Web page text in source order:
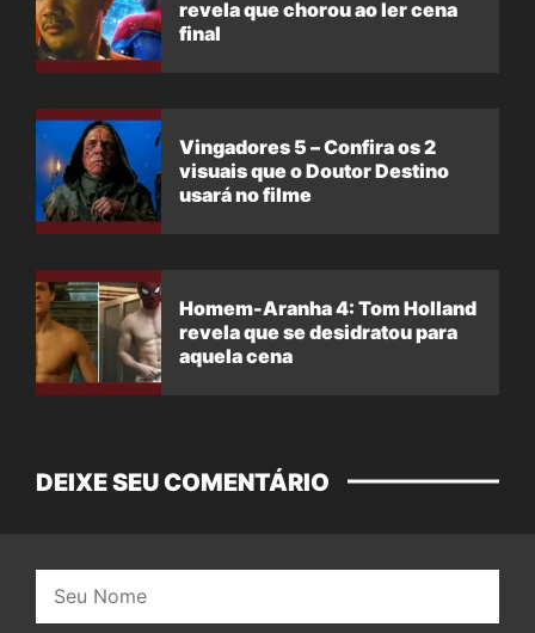
revela que chorou ao ler cena
final
Vingadores 5 – Confira os 2
visuais que o Doutor Destino
usará no filme
Homem-Aranha 4: Tom Holland
revela que se desidratou para
aquela cena
DEIXE SEU COMENTÁRIO